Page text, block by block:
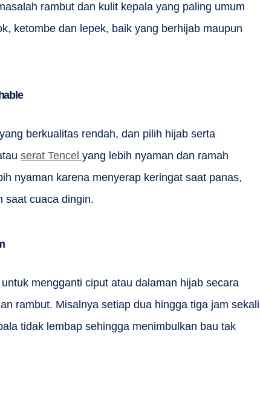
rambut dan kulit kepala yang paling umum
ketombe dan lepek, baik yang berhijab maupun
berkualitas rendah, dan pilih hijab serta
serat Tencel yang lebih nyaman dan ramah
nyaman karena menyerap keringat saat panas,
saat cuaca dingin.
mengganti ciput atau dalaman hijab secara
rambut. Misalnya setiap dua hingga tiga jam
tidak lembap sehingga menimbulkan bau tak